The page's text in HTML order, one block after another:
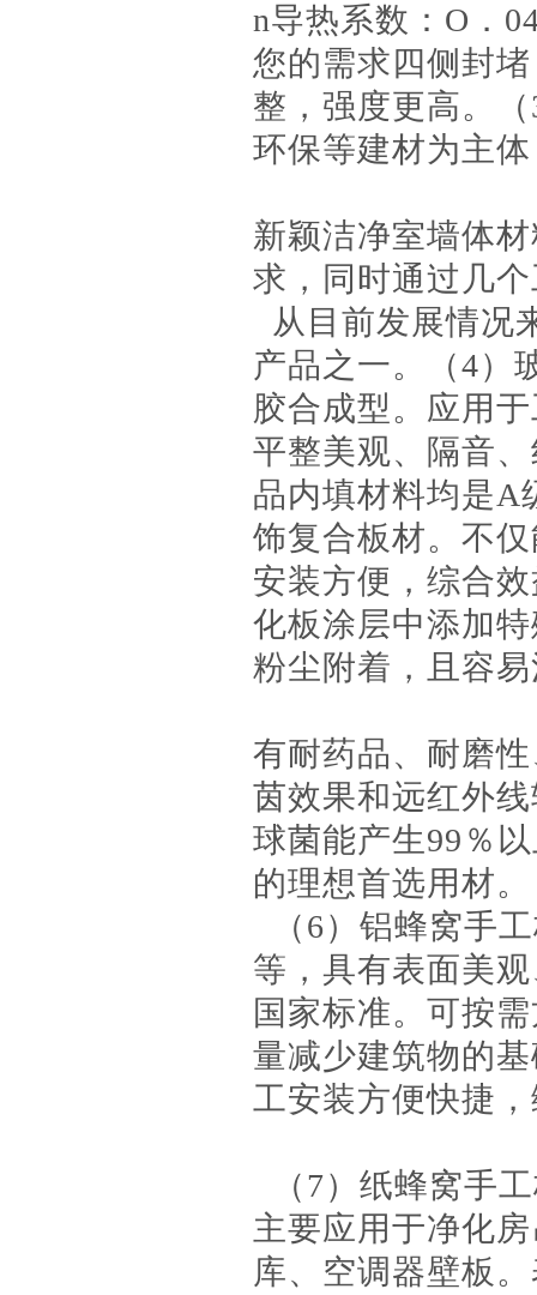
n导热系数：O．
您的需求四侧封
整，强度更高。
环保等建材为主
新颖洁净室墙体
求，同时通过几
从目前发展情况
产品之一。（4）
胶合成型。应用
平整美观、隔音
品内填材料均是A
饰复合板材。不
安装方便，综合
化板涂层中添加
粉尘附着，且容
有耐药品、耐磨
茵效果和远红外
球菌能产生99％
的理想首选用材。
（6）铝蜂窝手
等，具有表面美
国家标准。可按
量减少建筑物的
工安装方便快捷
（7）纸蜂窝手
主要应用于净化
库、空调器壁板